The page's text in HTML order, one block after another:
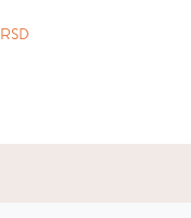
RSD